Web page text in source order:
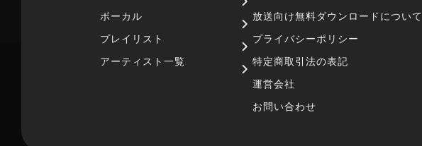
ボーカル
プレイリスト
アーティスト一覧
放送向け無料ダウンロードについて
プライバシーポリシー
特定商取引法の表記
運営会社
お問い合わせ